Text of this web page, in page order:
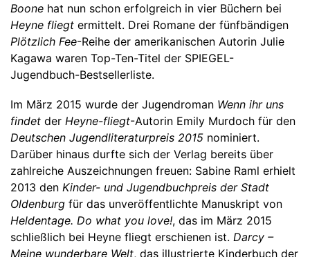
Boone hat nun schon erfolgreich in vier Büchern bei
Heyne fliegt ermittelt. Drei Romane der fünfbändigen
Plötzlich Fee-Reihe der amerikanischen Autorin Julie
Kagawa waren Top-Ten-Titel der SPIEGEL-
Jugendbuch-Bestsellerliste.
Im März 2015 wurde der Jugendroman Wenn ihr uns
findet der Heyne-fliegt-Autorin Emily Murdoch für den
Deutschen Jugendliteraturpreis 2015 nominiert.
Darüber hinaus durfte sich der Verlag bereits über
zahlreiche Auszeichnungen freuen: Sabine Raml erhielt
2013 den Kinder- und Jugendbuchpreis der Stadt
Oldenburg für das unveröffentlichte Manuskript von
Heldentage. Do what you love!, das im März 2015
schließlich bei Heyne fliegt erschienen ist. Darcy –
Meine wunderbare Welt, das illustrierte Kinderbuch der